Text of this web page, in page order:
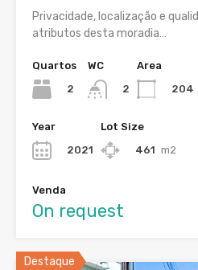
Privacidade, localização e
atributos desta moradia…
Quartos
2
WC
2
Area
204
Year
2021
Lot Size
461 m2
Venda
On request
Destaque